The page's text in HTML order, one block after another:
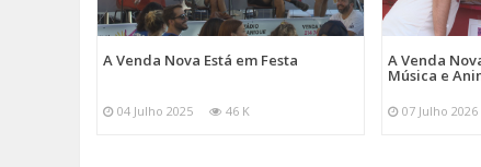
A Venda Nova Está em Festa
04 Julho 2025 46 K
A Venda
Música e
07 Julho 2026